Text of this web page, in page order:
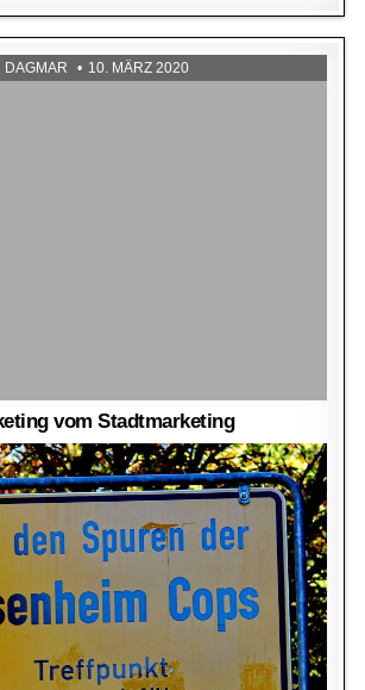
DAGMAR 10. MÄRZ 2020
vom Stadtmarketing